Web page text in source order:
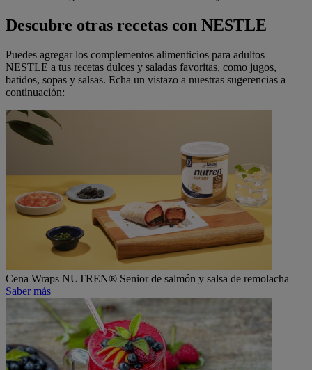
Descubre otras recetas con NESTLE
Puedes agregar los complementos alimenticios para adultos
NESTLE a tus recetas dulces y saladas favoritas, como jugos,
batidos, sopas y salsas. Echa un vistazo a nuestras sugerencias a
continuación:
Cena Wraps NUTREN® Senior de salmón y salsa de remolacha
Saber más